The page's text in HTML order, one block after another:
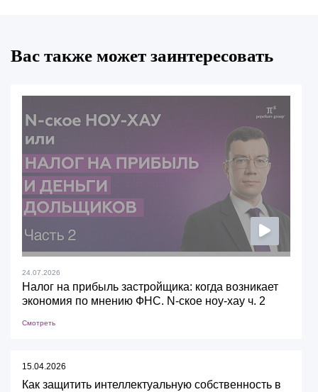
Вас также может заинтересовать
24.07.2026
Налог на прибыль застройщика: когда возникает
экономия по мнению ФНС. N-ское ноу-хау ч. 2
Смотреть
15.04.2026
Как защитить интеллектуальную собственность в